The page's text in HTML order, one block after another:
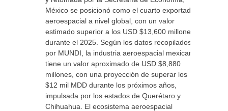
México se posicionó como el cuarto exportador
aeroespacial a nivel global, con un valor
estimado superior a los USD $13,600 millones
durante el 2025. Según los datos recopilados
por MUNDI, la industria aeroespacial mexicana
tiene un valor aproximado de USD $8,880
millones, con una proyección de superar los
$12 mil MDD durante los próximos años,
impulsada por los estados de Querétaro y
Chihuahua. El ecosistema aeroespacial